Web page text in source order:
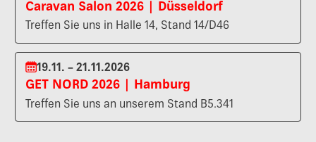
Caravan Salon 2026 | Düsseldorf
Treffen Sie uns in Halle 14, Stand 14/D46
19.11. – 21.11.2026
GET NORD 2026 | Hamburg
Treffen Sie uns an unserem Stand B5.341